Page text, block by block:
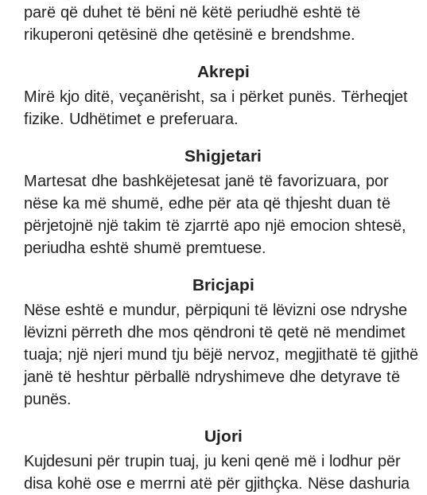
parë që duhet të bëni në këtë periudhë eshtë të
rikuperoni qetësinë dhe qetësinë e brendshme.
Akrepi
Mirë kjo ditë, veçanërisht, sa i përket punës. Tërheqjet
fizike. Udhëtimet e preferuara.
Shigjetari
Martesat dhe bashkëjetesat janë të favorizuara, por
nëse ka më shumë, edhe për ata që thjesht duan të
përjetojnë një takim të zjarrtë apo një emocion shtesë,
periudha eshtë shumë premtuese.
Bricjapi
Nëse eshtë e mundur, përpiquni të lëvizni ose ndryshe
lëvizni përreth dhe mos qëndroni të qetë në mendimet
tuaja; një njeri mund tju bëjë nervoz, megjithatë të gjithë
janë të heshtur përballë ndryshimeve dhe detyrave të
punës.
Ujori
Kujdesuni për trupin tuaj, ju keni qenë më i lodhur për
disa kohë ose e merrni atë për gjithçka. Nëse dashuria